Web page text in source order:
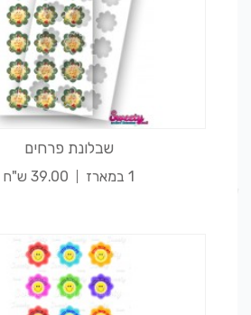
שבלונת פרחים
1 במארז 39.00 ש"ח